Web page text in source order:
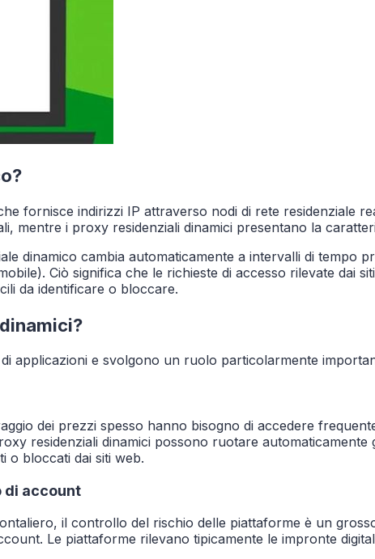
fornisce indirizzi IP attraverso nodi di rete residenziale
mentre i proxy residenziali dinamici presentano la
dinamico cambia automaticamente a intervalli di tempo
Ciò significa che le richieste di accesso rilevate dai
da identificare o bloccare.
applicazioni e svolgono un ruolo particolarmente
dei prezzi spesso hanno bisogno di accedere
residenziali dinamici possono ruotare
o bloccati dai siti web.
di account
il controllo del rischio delle piattaforme è un
Le piattaforme rilevano tipicamente le impronte